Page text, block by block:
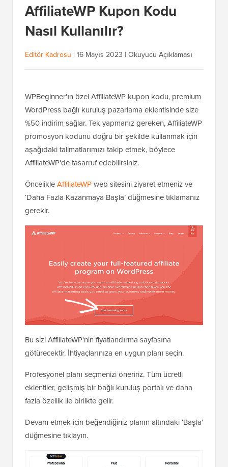
AffiliateWP Kupon Kodu
Nasıl Kullanılır?
Editör Kadrosu | 16 Mayıs 2023 | Okuyucu Açıklaması
WPBeginner'ın özel AffiliateWP kupon kodu, premium
WordPress bağlı kuruluş pazarlama eklentisinde size
%50 indirim sağlar. Tek yapmanız gereken, AffiliateWP
promosyon kodunu doğru bir şekilde kullanmak için
aşağıdaki talimatlarımızı takip etmek, böylece
AffiliateWP'de tasarruf edebilirsiniz.
ÖncelikleAffiliateWPweb sitesini ziyaret etmeniz ve
‘Daha Fazla Kazanmaya Başla’ düğmesine tıklamanız
gerekir.
Bu sizi AffiliateWP'nin fiyatlandırma sayfasına
götürecektir. İhtiyaçlarınıza en uygun planı seçin.
Profesyonel planı seçmenizi öneririz. Tüm ücretli
eklentiler, gelişmiş bir bağlı kuruluş portalı ve daha
fazla özellik ile birlikte gelir.
Devam etmek için beğendiğiniz planın altındaki ‘Başla’
düğmesine tıklayın.